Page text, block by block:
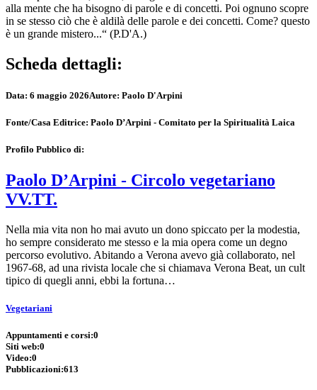
alla mente che ha bisogno di parole e di concetti. Poi ognuno scopre
in se stesso ciò che è aldilà delle parole e dei concetti. Come? questo
è un grande mistero...“ (P.D'A.)
Scheda dettagli:
Data: 6 maggio 2026Autore: Paolo D'Arpini
Fonte/Casa Editrice: Paolo D’Arpini - Comitato per la Spiritualità Laica
Profilo Pubblico di:
Paolo D’Arpini - Circolo vegetariano
VV.TT.
Nella mia vita non ho mai avuto un dono spiccato per la modestia,
ho sempre considerato me stesso e la mia opera come un degno
percorso evolutivo. Abitando a Verona avevo già collaborato, nel
1967-68, ad una rivista locale che si chiamava Verona Beat, un cult
tipico di quegli anni, ebbi la fortuna…
Vegetariani
Appuntamenti e corsi:0
Siti web:0
Video:0
Pubblicazioni:613